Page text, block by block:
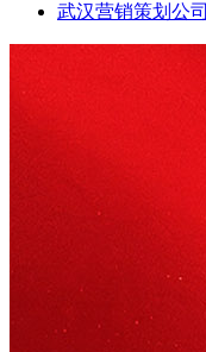
武汉营销策划公司